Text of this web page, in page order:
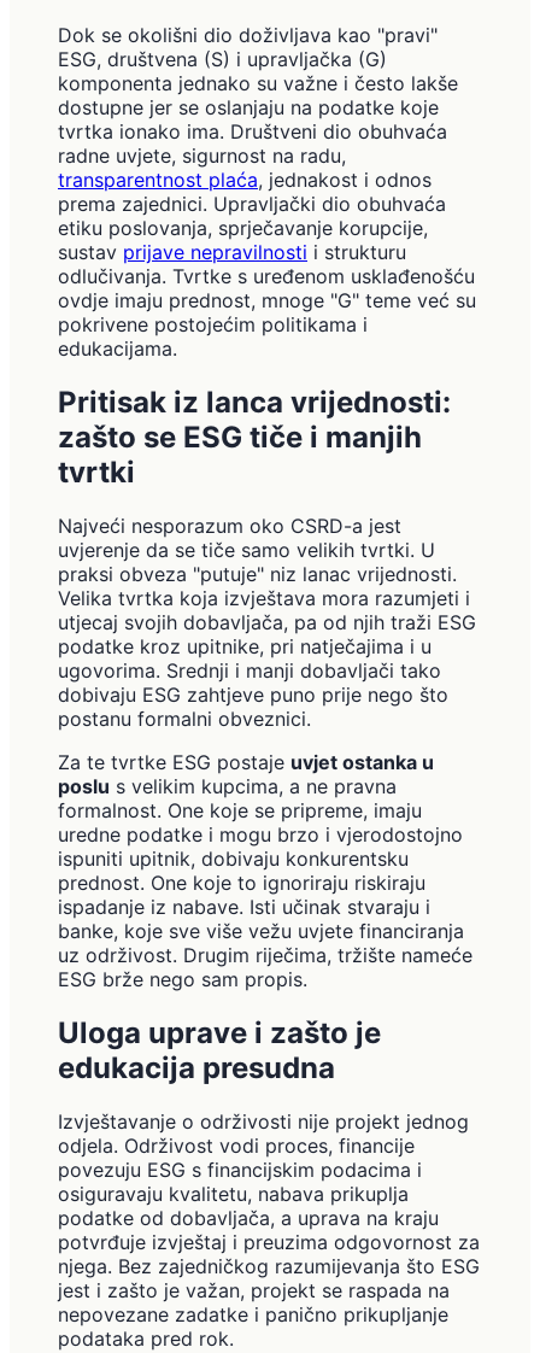
Dok se okolišni dio doživljava kao "pravi"
ESG, društvena (S) i upravljačka (G)
komponenta jednako su važne i često lakše
dostupne jer se oslanjaju na podatke koje
tvrtka ionako ima. Društveni dio obuhvaća
radne uvjete, sigurnost na radu,
transparentnost plaća, jednakost i odnos
prema zajednici. Upravljački dio obuhvaća
etiku poslovanja, sprječavanje korupcije,
sustav prijave nepravilnosti i strukturu
odlučivanja. Tvrtke s uređenom usklađenošću
ovdje imaju prednost, mnoge "G" teme već su
pokrivene postojećim politikama i
edukacijama.
Pritisak iz lanca vrijednosti:
zašto se ESG tiče i manjih
tvrtki
Najveći nesporazum oko CSRD-a jest
uvjerenje da se tiče samo velikih tvrtki. U
praksi obveza "putuje" niz lanac vrijednosti.
Velika tvrtka koja izvještava mora razumjeti i
utjecaj svojih dobavljača, pa od njih traži ESG
podatke kroz upitnike, pri natječajima i u
ugovorima. Srednji i manji dobavljači tako
dobivaju ESG zahtjeve puno prije nego što
postanu formalni obveznici.
Za te tvrtke ESG postaje uvjet ostanka u
poslu s velikim kupcima, a ne pravna
formalnost. One koje se pripreme, imaju
uredne podatke i mogu brzo i vjerodostojno
ispuniti upitnik, dobivaju konkurentsku
prednost. One koje to ignoriraju riskiraju
ispadanje iz nabave. Isti učinak stvaraju i
banke, koje sve više vežu uvjete financiranja
uz održivost. Drugim riječima, tržište nameće
ESG brže nego sam propis.
Uloga uprave i zašto je
edukacija presudna
Izvještavanje o održivosti nije projekt jednog
odjela. Održivost vodi proces, financije
povezuju ESG s financijskim podacima i
osiguravaju kvalitetu, nabava prikuplja
podatke od dobavljača, a uprava na kraju
potvrđuje izvještaj i preuzima odgovornost za
njega. Bez zajedničkog razumijevanja što ESG
jest i zašto je važan, projekt se raspada na
nepovezane zadatke i panično prikupljanje
podataka pred rok.